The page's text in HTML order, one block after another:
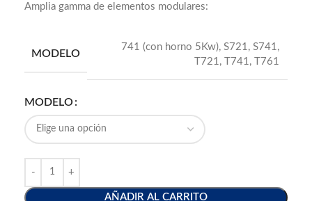
Amplia gamma de elementos modulares:
MODELO
741 (con horno 5Kw), S721 , S741 ,
T721 , T741 , T761
MODELO
AÑADIR AL CARRITO